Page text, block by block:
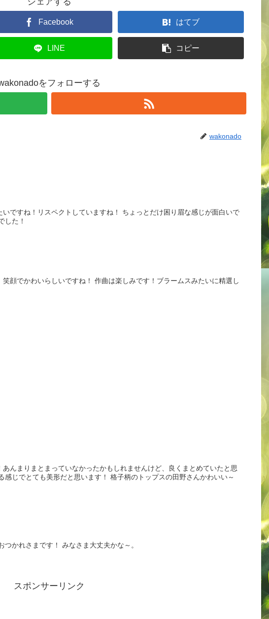
Facebook はてブ
LINE コピー
をフォローする
wakonado
ですね！リスペクトしていますね！ ちょっとだけ困り眉な感じが面白いで
した！
顔でかわいらしいですね！ 作曲は楽しみです！ブラームスみたいに精選し
んまりまとまっていなかったかもしれませんけど、良くまとめていたと思
じでとても美形だと思います！ 格子柄のトップスの田野さんかわいい～
かれさまです！ みなさま大丈夫かな～。
スポンサーリンク